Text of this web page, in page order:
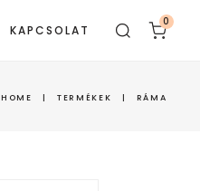
KAPCSOLAT
0
HOME | TERMÉKEK | RÁMA